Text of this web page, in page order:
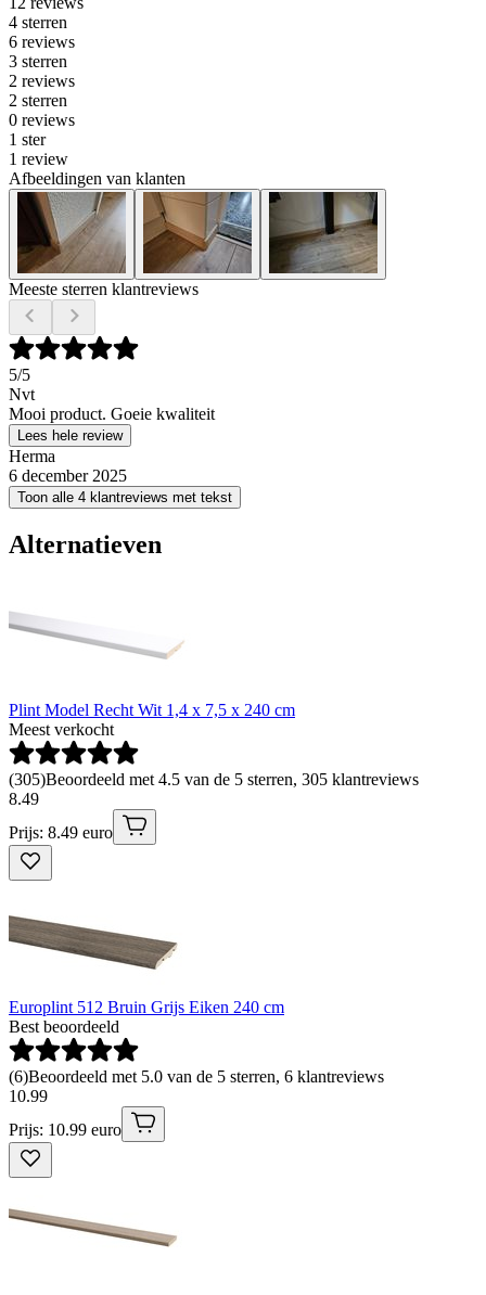
4 sterren
6 reviews
3 sterren
2 reviews
2 sterren
0 reviews
1 ster
1 review
Afbeeldingen van klanten
Meeste sterren klantreviews
5/5
Nvt
Mooi product. Goeie kwaliteit
Lees hele review
Herma
6 december 2025
Toon alle 4 klantreviews met tekst
Alternatieven
Plint Model Recht Wit 1,4 x 7,5 x 240 cm
Meest verkocht
(305)Beoordeeld met 4.5 van de 5 sterren, 305 klantreviews
8.49
Prijs: 8.49 euro
Europlint 512 Bruin Grijs Eiken 240 cm
Best beoordeeld
(6)Beoordeeld met 5.0 van de 5 sterren, 6 klantreviews
10.99
Prijs: 10.99 euro